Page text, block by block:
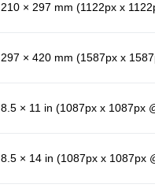
210 × 297 mm (1122px x
297 × 420 mm (1587px x
8.5 × 11 in (1087px x 1087px
8.5 × 14 in (1087px x 1087px